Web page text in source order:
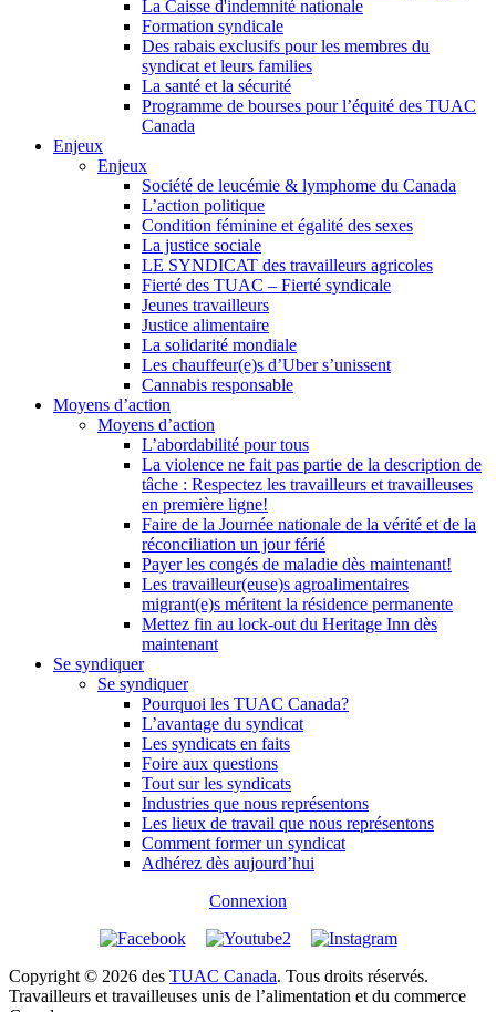
La Caisse d'indemnité nationale
Formation syndicale
Des rabais exclusifs pour les membres du
syndicat et leurs families
La santé et la sécurité
Programme de bourses pour l’équité des TUAC
Canada
Enjeux
Enjeux
Société de leucémie & lymphome du Canada
L’action politique
Condition féminine et égalité des sexes
La justice sociale
LE SYNDICAT des travailleurs agricoles
Fierté des TUAC – Fierté syndicale
Jeunes travailleurs
Justice alimentaire
La solidarité mondiale
Les chauffeur(e)s d’Uber s’unissent
Cannabis responsable
Moyens d’action
Moyens d’action
L’abordabilité pour tous
La violence ne fait pas partie de la description de
tâche : Respectez les travailleurs et travailleuses
en première ligne!
Faire de la Journée nationale de la vérité et de la
réconciliation un jour férié
Payer les congés de maladie dès maintenant!
Les travailleur(euse)s agroalimentaires
migrant(e)s méritent la résidence permanente
Mettez fin au lock-out du Heritage Inn dès
maintenant
Se syndiquer
Se syndiquer
Pourquoi les TUAC Canada?
L’avantage du syndicat
Les syndicats en faits
Foire aux questions
Tout sur les syndicats
Industries que nous représentons
Les lieux de travail que nous représentons
Comment former un syndicat
Adhérez dès aujourd’hui
Connexion
Copyright © 2026 des TUAC Canada. Tous droits réservés.
Travailleurs et travailleuses unis de l’alimentation et du commerce